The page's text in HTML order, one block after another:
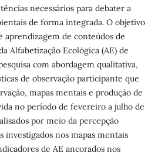
necessários para debater a
de forma integrada. O objetivo
aprendizagem de conteúdos de
Alfabetização Ecológica (AE) de
com abordagem qualitativa,
de observação participante que
mapas mentais e produção de
no período de fevereiro a julho de
por meio da percepção
investigados nos mapas mentais
de AE ancorados nos